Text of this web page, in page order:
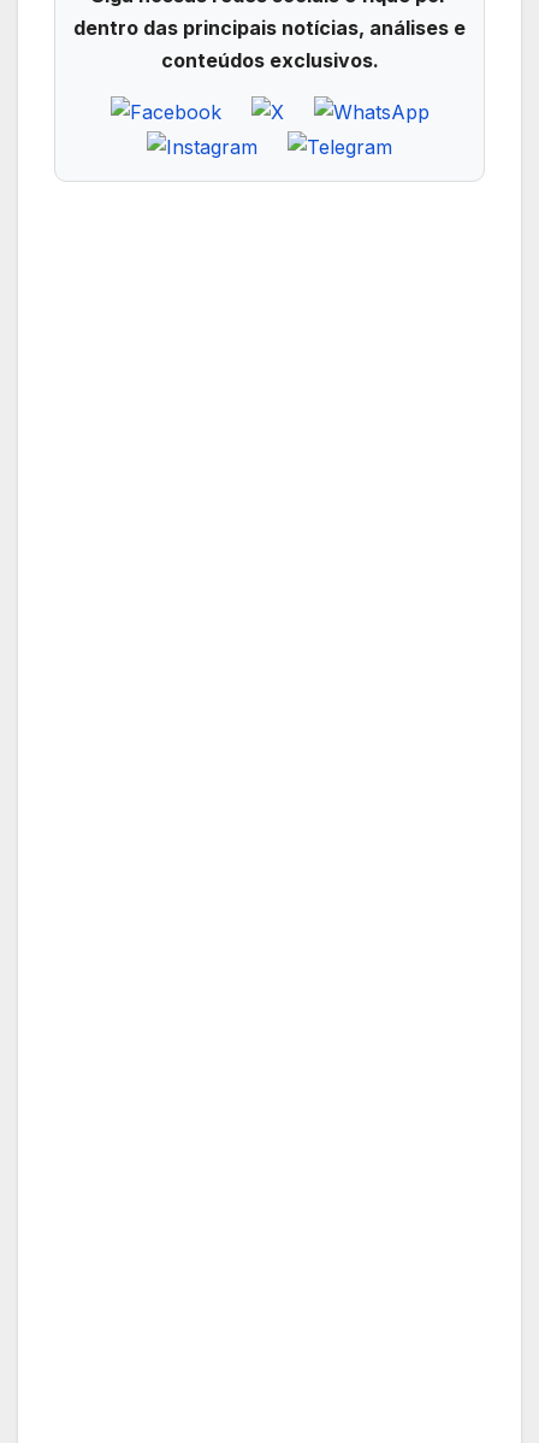
dentro das principais notícias, análises e
conteúdos exclusivos.